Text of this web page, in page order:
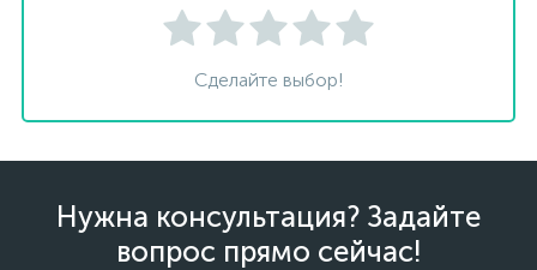
Сделайте выбор!
Нужна консультация? Задайте
вопрос прямо сейчас!